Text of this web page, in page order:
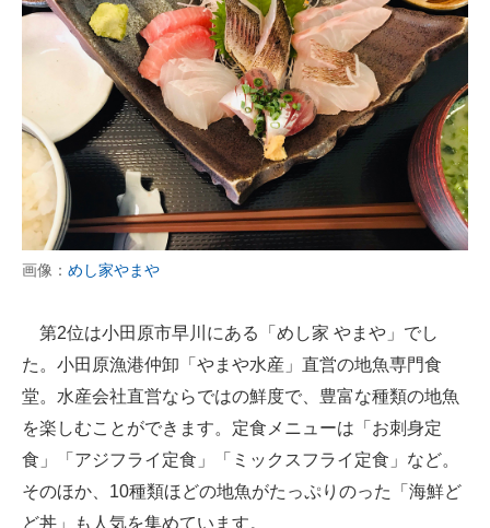
画像： めし家やまや
第2位は小田原市早川にある「めし家 やまや」でし
た。小田原漁港仲卸「やまや水産」直営の地魚専門食
堂。水産会社直営ならではの鮮度で、豊富な種類の地魚
を楽しむことができます。定食メニューは「お刺身定
食」「アジフライ定食」「ミックスフライ定食」など。
そのほか、10種類ほどの地魚がたっぷりのった「海鮮ど
ど丼」も人気を集めています。